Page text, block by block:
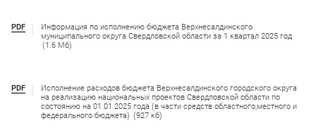
PDF
Информация по исполнению бюджета Верхнесалдинского
муниципального округа Свердловской области за 1 квартал 2025 год
(1.6 Мб)
PDF
Исполнение расходов бюджета Верхнесалдинского городского округа
на реализацию национальных проектов Свердловской области по
состоянию на 01.01.2025 года (в части средств областного,местного и
федерального бюджета) (927 кб)